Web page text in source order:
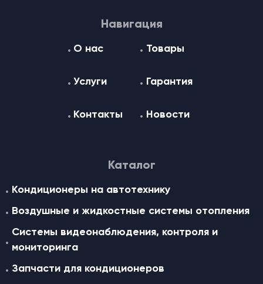
Навигация
О нас Товары
Услуги Гарантия
Контакты Новости
Каталог
Кондиционеры на автотехнику
Воздушные и жидкостные cистемы отопления
Системы видеонаблюдения, контроля и
мониторинга
Запчасти для кондиционеров